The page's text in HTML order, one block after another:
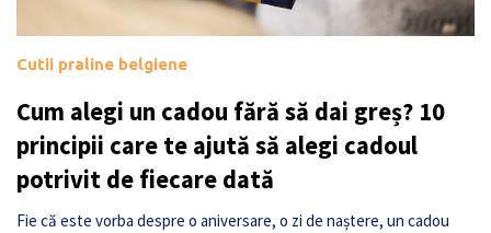
Cutii praline belgiene
Cum alegi un cadou fără să dai greș? 10
principii care te ajută să alegi cadoul
potrivit de fiecare dată
Fie că este vorba despre o aniversare, o zi de naștere, un cadou